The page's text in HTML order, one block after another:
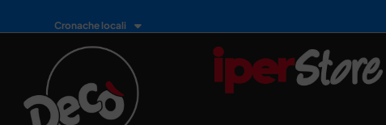
Cronache locali